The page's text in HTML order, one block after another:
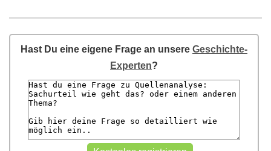
Hast Du eine eigene Frage an unsere Geschichte-
Experten?